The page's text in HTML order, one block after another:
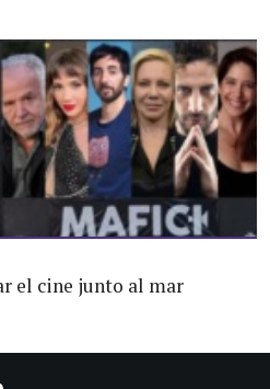
el cine junto al mar